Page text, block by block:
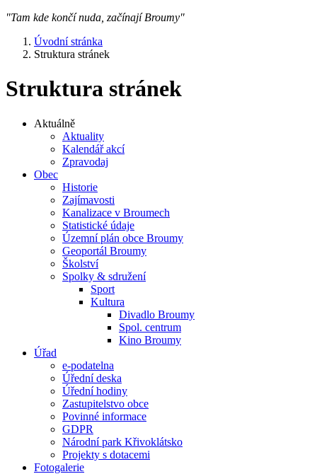
"Tam kde končí nuda, začínají Broumy"
Úvodní stránka
Struktura stránek
Struktura stránek
Aktuálně
Aktuality
Kalendář akcí
Zpravodaj
Obec
Historie
Zajímavosti
Kanalizace v Broumech
Statistické údaje
Územní plán obce Broumy
Geoportál Broumy
Školství
Spolky & sdružení
Sport
Kultura
Divadlo Broumy
Spol. centrum
Kino Broumy
Úřad
e-podatelna
Úřední deska
Úřední hodiny
Zastupitelstvo obce
Povinné informace
GDPR
Národní park Křivoklátsko
Projekty s dotacemi
Fotogalerie